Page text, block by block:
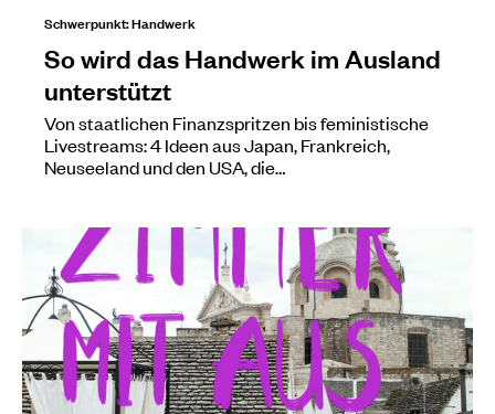
Schwerpunkt: Handwerk
So wird das Handwerk im Ausland
unterstützt
Von staatlichen Finanzspritzen bis feministische
Livestreams: 4 Ideen aus Japan, Frankreich,
Neuseeland und den USA, die…